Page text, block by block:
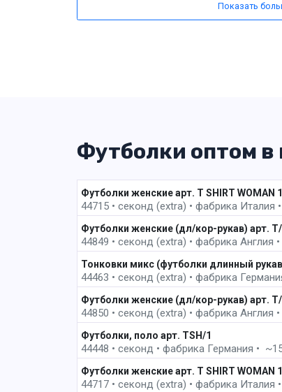
Показать
Футболки оптом в
Футболки женские арт. T SHIRT WOMAN
44715 • секонд (extra) • фабрика Италия
Футболки женские (дл/кор-рукав) арт.
44849 • секонд (extra) • фабрика Англия
Тонковки микс (футболки длинный
44463 • секонд (extra) • фабрика
Футболки женские (дл/кор-рукав) арт.
44850 • секонд (extra) • фабрика Англия
Футболки, поло арт. TSH/1
44448 • секонд • фабрика Германия •
Футболки женские арт. T SHIRT WOMAN
44717 • секонд (extra) • фабрика Италия